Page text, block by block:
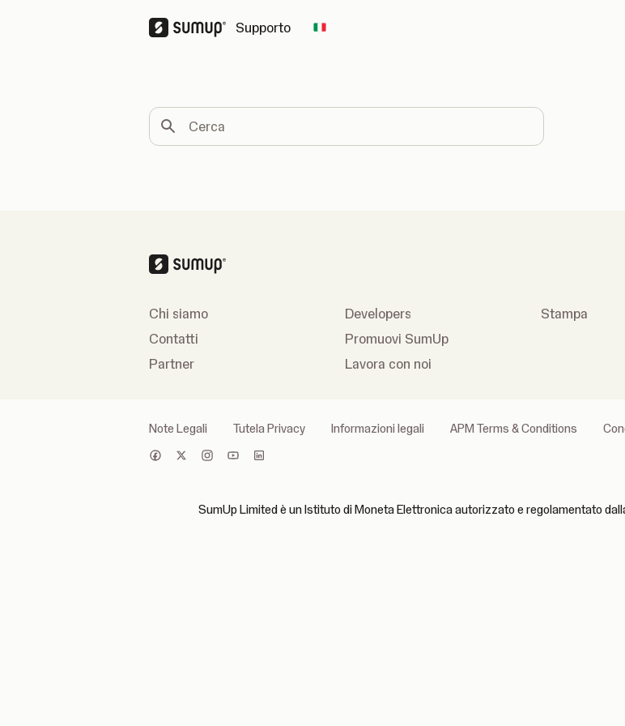
Supporto Change country
Cerca
Chi siamo
Contatti
Partner
Developers
Promuovi SumUp
Lavora con noi
Stampa
Note Legali Tutela Privacy Informazioni legali APM Terms & Conditions
SumUp Limited è un Istituto di Moneta Elettronica autorizzato e regolamentato